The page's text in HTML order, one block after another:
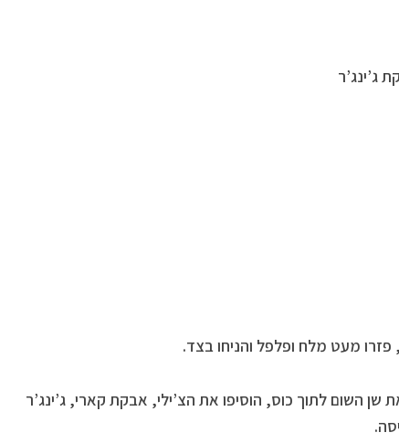
פזרו מעט מלח ופלפל והניחו בצד.
השום לתוך כוס, הוסיפו את הצ’ילי, אבקת קארי, ג’ינג’ר